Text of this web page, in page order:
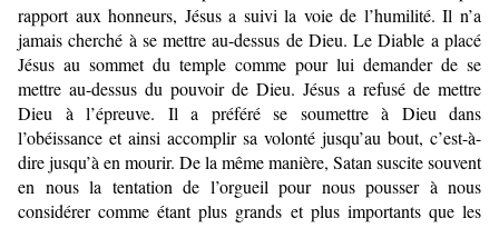
rapport aux honneurs, Jésus a suivi la voie de l’humilité. Il n’a
jamais cherché à se mettre au-dessus de Dieu. Le Diable a placé
Jésus au sommet du temple comme pour lui demander de se
mettre au-dessus du pouvoir de Dieu. Jésus a refusé de mettre
Dieu à l’épreuve. Il a préféré se soumettre à Dieu dans
l’obéissance et ainsi accomplir sa volonté jusqu’au bout, c’est-à-
dire jusqu’à en mourir. De la même manière, Satan suscite souvent
en nous la tentation de l’orgueil pour nous pousser à nous
considérer comme étant plus grands et plus importants que les